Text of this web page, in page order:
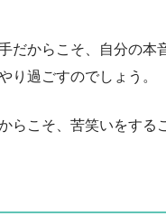
だからこそ、自分の本
り過ごすのでしょう。
らこそ、苦笑いをする